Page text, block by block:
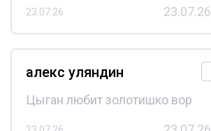
23.07.26 23.07.26
алекс уляндин
Цыган любит золотишко вор